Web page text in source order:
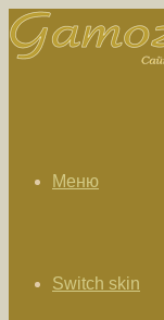
Меню
Switch skin